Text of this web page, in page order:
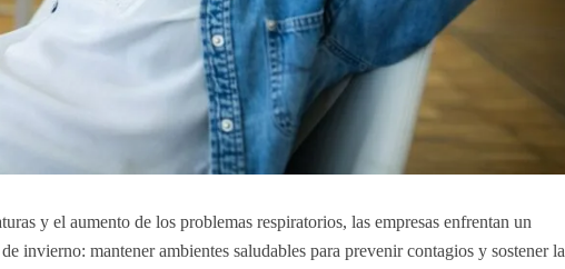
y el aumento de los problemas respiratorios, las empresas enfrentan un
invierno: mantener ambientes saludables para prevenir contagios y sostener la